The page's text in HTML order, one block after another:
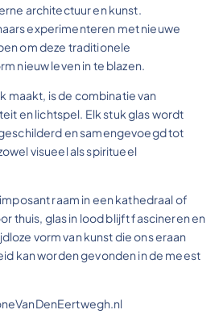
architectuur en kunst.
experimenteren met nieuwe
om deze traditionele
nieuw leven in te blazen.
maakt, is de combinatie van
en lichtspel. Elk stuk glas wordt
en samengevoegd tot
visueel als spiritueel
raam in een kathedraal of
thuis, glas in lood blijft fascineren en
vorm van kunst die ons eraan
kan worden gevonden in de meest